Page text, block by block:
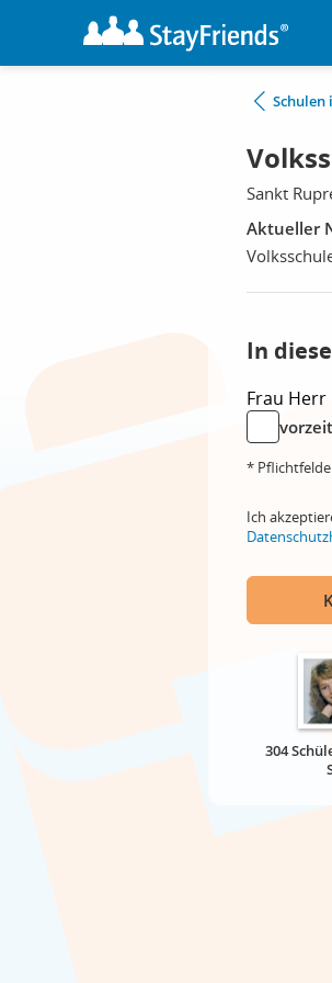
Sankt
Aktueller
In
Frau Herr
*
Ich
304